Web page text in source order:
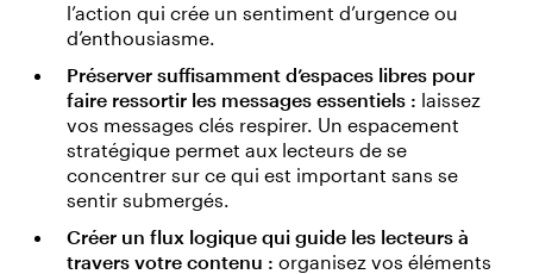
l’action qui crée un sentiment d’urgence ou
d’enthousiasme.
Préserver suffisamment d’espaces libres pour
faire ressortir les messages essentiels : laissez
vos messages clés respirer. Un espacement
stratégique permet aux lecteurs de se
concentrer sur ce qui est important sans se
sentir submergés.
Créer un flux logique qui guide les lecteurs à
travers votre contenu : organisez vos éléments